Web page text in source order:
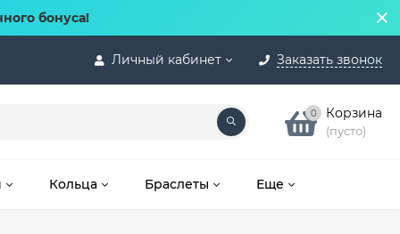
бонуса!
Личный кабинет Заказать звонок
0 Корзина
(пусто)
Кольца Браслеты Еще